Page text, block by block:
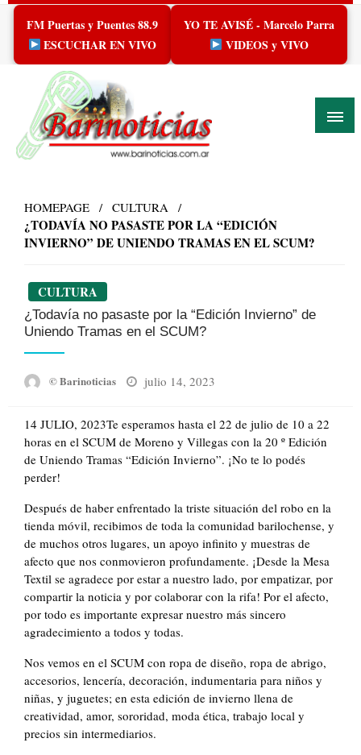
Skip
content
FM Puertas y Puentes 88.9
ESCUCHAR EN VIVO
YO TE AVISÉ - Marcelo Parra
VIDEOS y VIVO
HOMEPAGE CULTURA
¿TODAVÍA NO PASASTE POR LA “EDICIÓN
INVIERNO” DE UNIENDO TRAMAS EN EL SCUM?
CULTURA
¿Todavía no pasaste por la “Edición Invierno” de
Uniendo Tramas en el SCUM?
© Barinoticias
Posted
julio 14, 2023
14 JULIO, 2023Te esperamos hasta el 22 de julio de 10 a 22
horas en el SCUM de Moreno y Villegas con la 20 º Edición
de Uniendo Tramas “Edición Invierno”. ¡No te lo podés
perder!
Después de haber enfrentado la triste situación del robo en la
tienda móvil, recibimos de toda la comunidad barilochense, y
de muchos otros lugares, un apoyo infinito y muestras de
afecto que nos conmovieron profundamente. ¡Desde la Mesa
Textil se agradece por estar a nuestro lado, por empatizar, por
compartir la noticia y por colaborar con la rifa! Por el afecto,
por todo es importante expresar nuestro más sincero
agradecimiento a todos y todas.
Nos vemos en el SCUM con ropa de diseño, ropa de abrigo,
accesorios, lencería, decoración, indumentaria para niños y
niñas, y juguetes; en esta edición de invierno llena de
creatividad, amor, sororidad, moda ética, trabajo local y
precios sin intermediarios.